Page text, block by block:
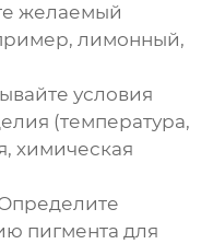
желаемый
лимонный,
условия
(температура,
химическая
пигмента для